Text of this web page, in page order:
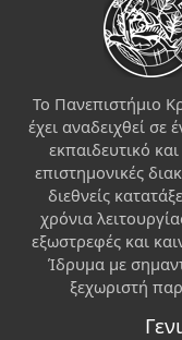
Το Πανεπιστήμιο
έχει αναδειχθεί σε
εκπαιδευτικό
επιστημονικές
διεθνείς
χρόνια
εξωστρεφές και
Ίδρυμα με
ξεχωριστή